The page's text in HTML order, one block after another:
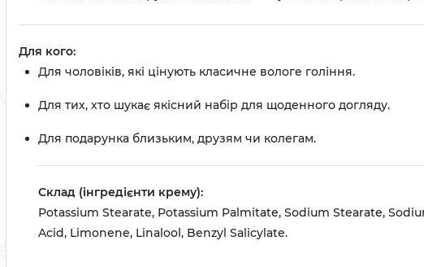
Для кого:
Для чоловіків, які цінують класичне вологе гоління.
Для тих, хто шукає якісний набір для щоденного догляду.
Для подарунка близьким, друзям чи колегам.
Склад (інгредієнти крему):
Potassium Stearate, Potassium Palmitate, Sodium Stearate,
Acid, Limonene, Linalool, Benzyl Salicylate.